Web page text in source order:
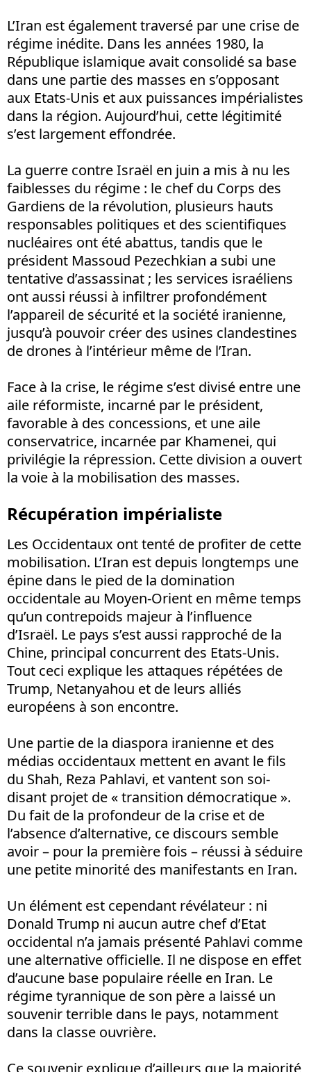
L’Iran est également traversé par une crise de
régime inédite. Dans les années 1980, la
République islamique avait consolidé sa base
dans une partie des masses en s’opposant
aux Etats-Unis et aux puissances impérialistes
dans la région. Aujourd’hui, cette légitimité
s’est largement effondrée.
La guerre contre Israël en juin a mis à nu les
faiblesses du régime : le chef du Corps des
Gardiens de la révolution, plusieurs hauts
responsables politiques et des scientifiques
nucléaires ont été abattus, tandis que le
président Massoud Pezechkian a subi une
tentative d’assassinat ; les services israéliens
ont aussi réussi à infiltrer profondément
l’appareil de sécurité et la société iranienne,
jusqu’à pouvoir créer des usines clandestines
de drones à l’intérieur même de l’Iran.
Face à la crise, le régime s’est divisé entre une
aile réformiste, incarné par le président,
favorable à des concessions, et une aile
conservatrice, incarnée par Khamenei, qui
privilégie la répression. Cette division a ouvert
la voie à la mobilisation des masses.
Récupération impérialiste
Les Occidentaux ont tenté de profiter de cette
mobilisation. L’Iran est depuis longtemps une
épine dans le pied de la domination
occidentale au Moyen-Orient en même temps
qu’un contrepoids majeur à l’influence
d’Israël. Le pays s’est aussi rapproché de la
Chine, principal concurrent des Etats-Unis.
Tout ceci explique les attaques répétées de
Trump, Netanyahou et de leurs alliés
européens à son encontre.
Une partie de la diaspora iranienne et des
médias occidentaux mettent en avant le fils
du Shah, Reza Pahlavi, et vantent son soi-
disant projet de « transition démocratique ».
Du fait de la profondeur de la crise et de
l’absence d’alternative, ce discours semble
avoir – pour la première fois – réussi à séduire
une petite minorité des manifestants en Iran.
Un élément est cependant révélateur : ni
Donald Trump ni aucun autre chef d’Etat
occidental n’a jamais présenté Pahlavi comme
une alternative officielle. Il ne dispose en effet
d’aucune base populaire réelle en Iran. Le
régime tyrannique de son père a laissé un
souvenir terrible dans le pays, notamment
dans la classe ouvrière.